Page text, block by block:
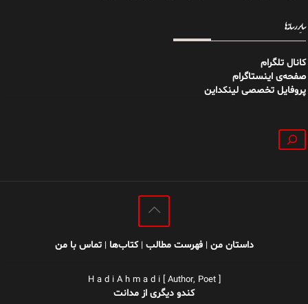
سایر رسانه‌ها
کانال تلگرام
صفحه‌ی اینستاگرام
پروفایل تخصصی لینکداین
جستجو
داستان من |فهرست مطالب |کتاب‌ها |تماس با من
H a d i A h m a d i [ Author, Poet ]
کندو دیگری از مدانت